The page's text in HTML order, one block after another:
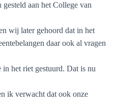
gesteld aan het College van
wij later gehoord dat in het
daar ook al vragen
het riet gestuurd. Dat is nu
ik verwacht dat ook onze